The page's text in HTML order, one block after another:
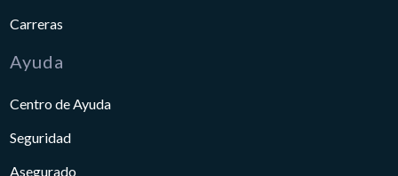
Carreras
Ayuda
Centro de Ayuda
Seguridad
Asegurado